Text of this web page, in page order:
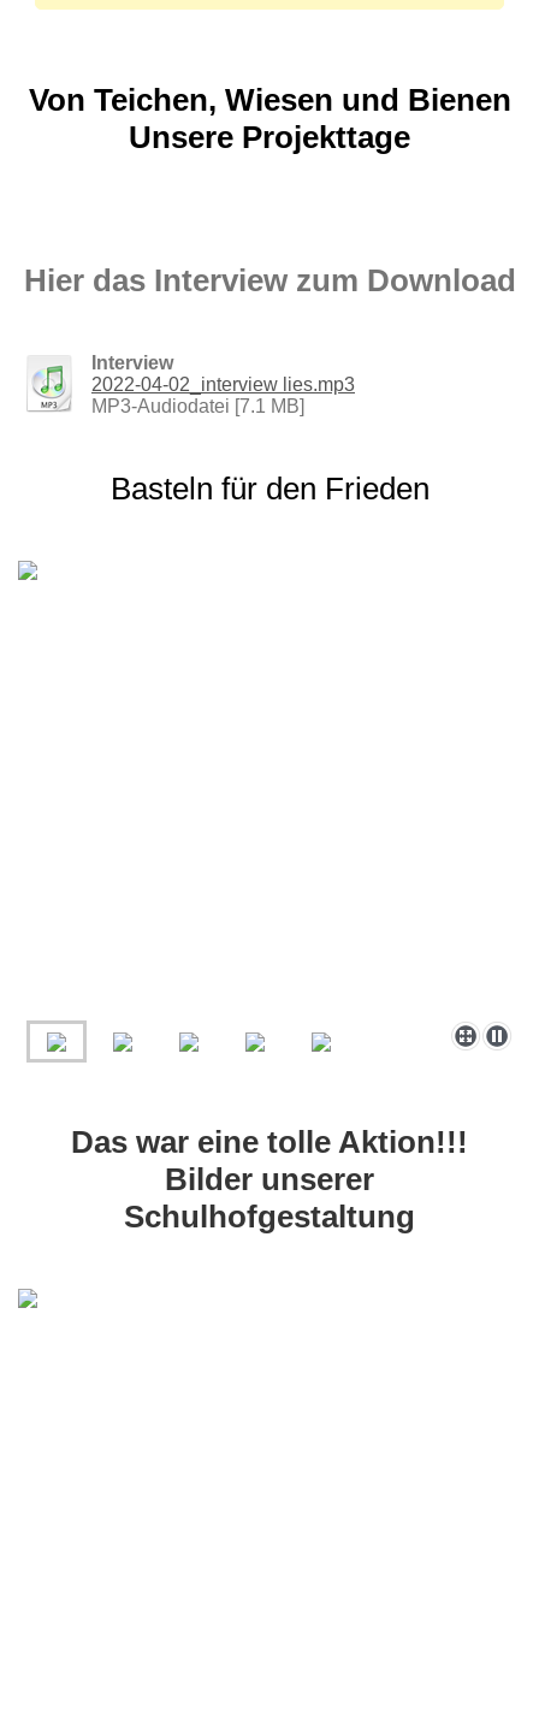
Von Teichen, Wiesen und Bienen
Unsere Projekttage
Hier das Interview zum Download
Interview
2022-04-02_interview lies.mp3
MP3-Audiodatei [7.1 MB]
Basteln für den Frieden
Das war eine tolle Aktion!!!
Bilder unserer
Schulhofgestaltung